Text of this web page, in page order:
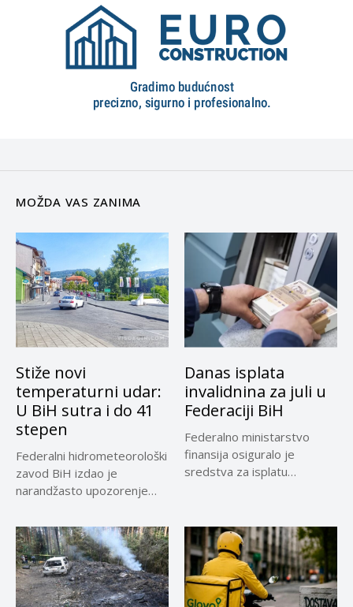
MOŽDA VAS ZANIMA
Stiže novi
temperaturni udar:
U BiH sutra i do 41
stepen
Federalni hidrometeorološki
zavod BiH izdao je
narandžasto upozorenje
temperature...
Danas isplata
invalidnina za juli u
Federaciji BiH
Federalno ministarstvo
finansija osiguralo je
sredstva za isplatu